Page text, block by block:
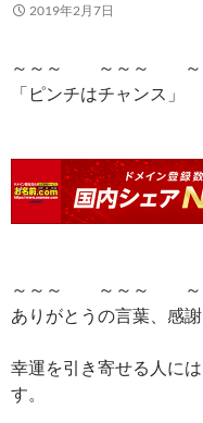
2019年2月7日
～～～ ～～～ ～
「ピンチはチャンス」
～～～ ～～～ ～
ありがとうの言葉、感
幸運を引き寄せる人に
す。